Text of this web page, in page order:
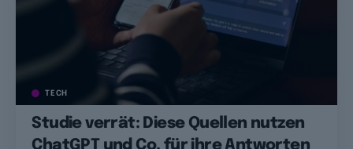
TECH
Studie verrät: Diese Quellen nutzen
ChatGPT und Co. für ihre Antworten